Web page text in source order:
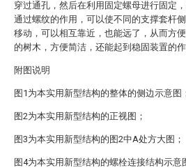
穿过通孔，然后在利用固定螺母进行固定
通过螺纹的作用，可以使不同的支撑套杆
移动，可以相互靠近，也能远了，从而方
的树木，方便简洁，还能起到稳固装置的作
附图说明
图1为本实用新型结构的整体的侧边示意图
图2为本实用新型结构的正视图；
图3为本实用新型结构的图2中A处方大图；
图4为本实用新型结构的螺栓连接结构示意